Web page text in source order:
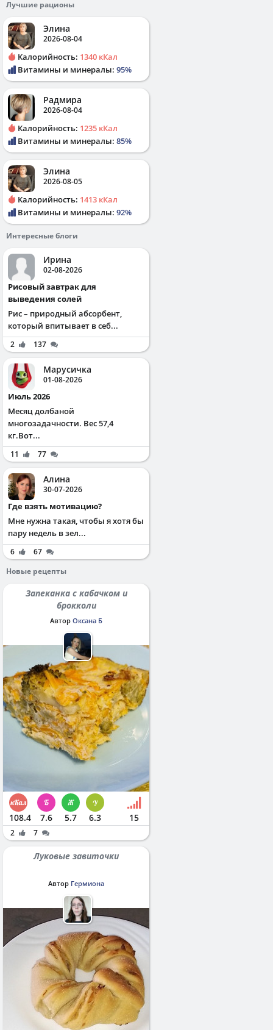
Лучшие рационы
Элина
2026-08-04
Калорийность: 1340 кКал
Витамины и минералы: 95%
Радмира
2026-08-04
Калорийность: 1235 кКал
Витамины и минералы: 85%
Элина
2026-08-05
Калорийность: 1413 кКал
Витамины и минералы: 92%
Интересные блоги
Ирина
02-08-2026
Рисовый завтрак для
выведения солей
Рис – природный абсорбент,
который впитывает в себ...
2 137
Марусичка
01-08-2026
Июль 2026
Месяц долбаной
многозадачности. Вес 57,4
кг.Вот...
11 77
Алина
30-07-2026
Где взять мотивацию?
Мне нужна такая, чтобы я хотя бы
пару недель в зел...
6
67
Новые рецепты
Запеканка с кабачком и
брокколи
Автор Оксана Б
108.4 7.6 5.7 6.3 15
2 7
Луковые завиточки
Автор Гермиона